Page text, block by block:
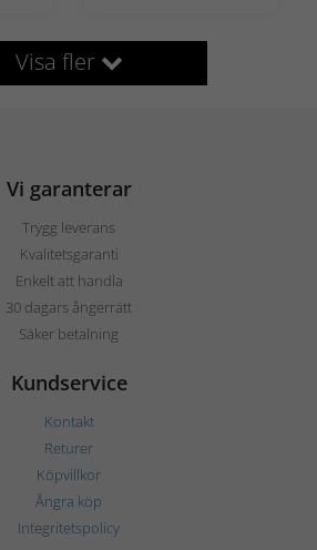
Visa fler
Vi garanterar
Trygg leverans
Kvalitetsgaranti
Enkelt att handla
30 dagars ångerrätt
Säker betalning
Kundservice
Kontakt
Returer
Köpvillkor
Ångra köp
Integritetspolicy